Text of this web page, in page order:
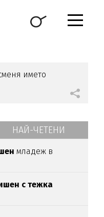
името
НАЙ-ЧЕТЕНИ
младеж в
с тежка